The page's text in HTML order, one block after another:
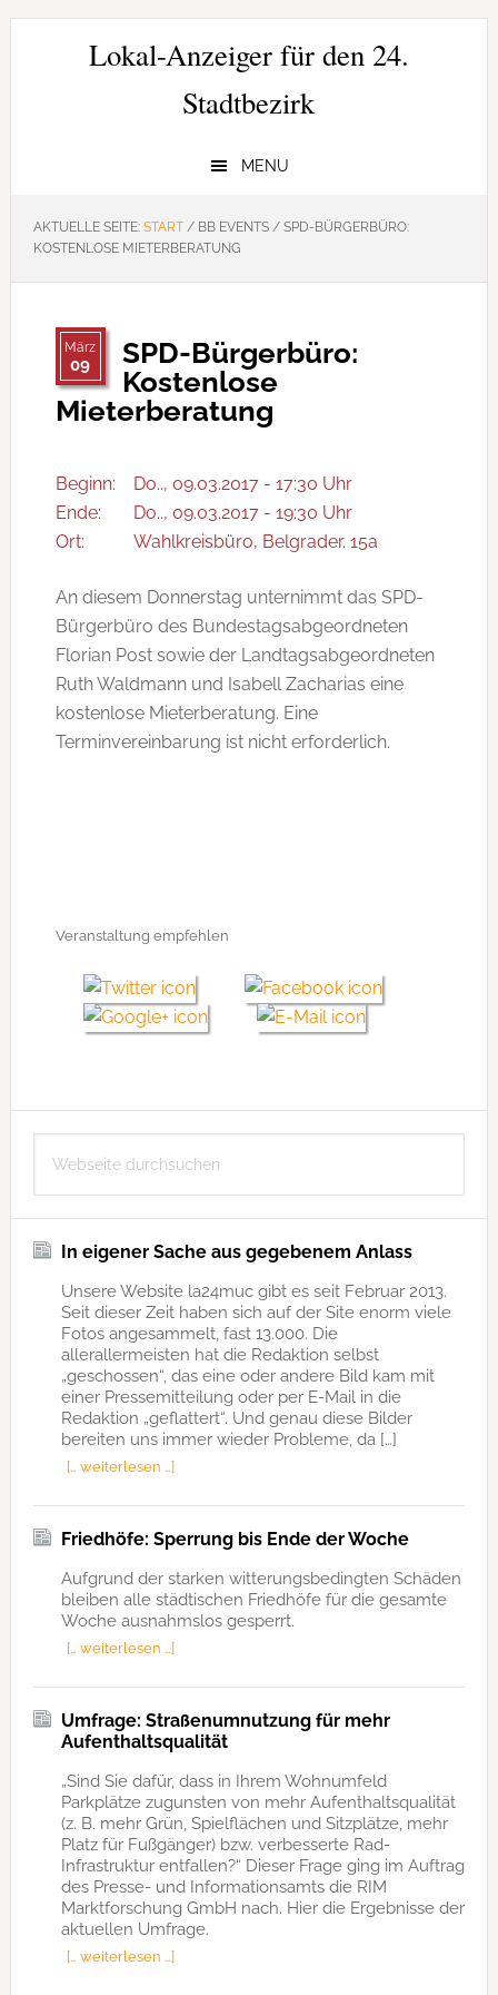
Zur
Hauptnavigation
Zum
Zur
SeitenspalteLokal-Anzeiger für den 24.
Stadtbezirk
MENU
AKTUELLE SEITE: START /BB EVENTS /SPD-BÜRGERBÜRO:
KOSTENLOSE MIETERBERATUNG
März
09
SPD-Bürgerbüro:
Kostenlose
Mieterberatung
Beginn:
Do.., 09.03.2017 - 17:30 Uhr
Ende:
Do.., 09.03.2017 - 19:30 Uhr
Ort:
Wahlkreisbüro, Belgrader. 15a
An diesem Donnerstag unternimmt das SPD-
Bürgerbüro des Bundestagsabgeordneten
Florian Post sowie der Landtagsabgeordneten
Ruth Waldmann und Isabell Zacharias eine
kostenlose Mieterberatung. Eine
Terminvereinbarung ist nicht erforderlich.
Veranstaltung empfehlen
Seitenspalte
durchsuchen
In eigener Sache aus gegebenem Anlass
Unsere Website la24muc gibt es seit Februar 2013.
Seit dieser Zeit haben sich auf der Site enorm viele
Fotos angesammelt, fast 13.000. Die
allerallermeisten hat die Redaktion selbst
„geschossen“, das eine oder andere Bild kam mit
einer Pressemitteilung oder per E-Mail in die
Redaktion „geflattert“. Und genau diese Bilder
bereiten uns immer wieder Probleme, da […]
[… weiterlesen …]
Friedhöfe: Sperrung bis Ende der Woche
Aufgrund der starken witterungsbedingten Schäden
bleiben alle städtischen Friedhöfe für die gesamte
Woche ausnahmslos gesperrt.
[… weiterlesen …]
Umfrage: Straßenumnutzung für mehr
Aufenthaltsqualität
„Sind Sie dafür, dass in Ihrem Wohnumfeld
Parkplätze zugunsten von mehr Aufenthaltsqualität
(z. B. mehr Grün, Spielflächen und Sitzplätze, mehr
Platz für Fußgänger) bzw. verbesserte Rad-
Infrastruktur entfallen?“ Dieser Frage ging im Auftrag
des Presse- und Informationsamts die RIM
Marktforschung GmbH nach. Hier die Ergebnisse der
aktuellen Umfrage.
[… weiterlesen …]